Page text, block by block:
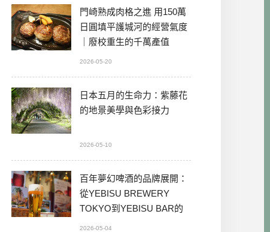
門崎熟成肉格之進 用150萬
日圓填平護城河的經營氣度
｜廢校重生的千萬產值
2026-05-20
日本五月的生命力：紫藤花
的地景美學與色彩接力
2026-05-10
百年夢幻啤酒的品牌展開：
從YEBISU BREWERY
TOKYO到YEBISU BAR的
2026-05-04